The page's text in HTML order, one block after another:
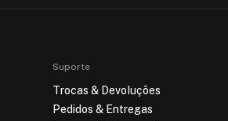
Suporte
Trocas & Devoluções
Pedidos & Entregas